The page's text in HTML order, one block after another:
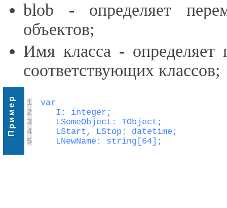
blob - определяет
объектов;
Имя класса - определяет
соответствующих классов;
Пример 1
2
3
4
5
   LNewName: string[64];